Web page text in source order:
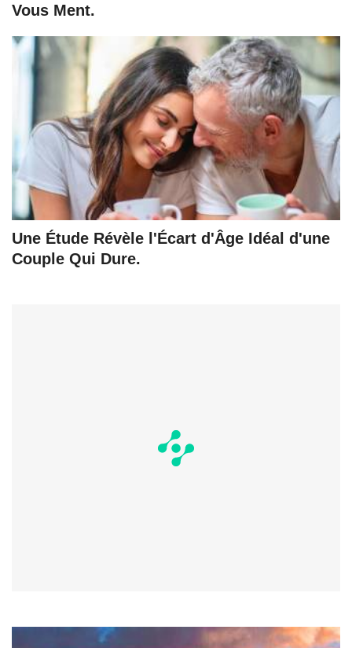
Vous Ment.
Une Étude Révèle l'Écart d'Âge Idéal d'une
Couple Qui Dure.